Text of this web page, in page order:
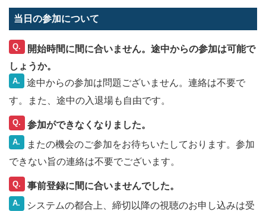
当日の参加について
Q.
開始時間に間に合いません。途中からの参加は可能で
しょうか。
A.
途中からの参加は問題ございません。連絡は不要で
す。また、途中の入退場も自由です。
Q. 参加ができなくなりました。
A.
またの機会のご参加をお待ちいたしております。参加
できない旨の連絡は不要でございます。
Q. 事前登録に間に合いませんでした。
A.
システムの都合上、締切以降の視聴のお申し込みは受